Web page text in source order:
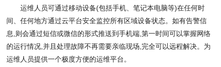
运维人员可通过移动设备(包括手机、笔记本电脑等)在任何时
间、任何地方通过云平台安全监控所有区域设备状态。如有告警信
息 则会通过短信或微信的形式推送到手机端 ,第一时间可以掌握网络
的运行情况 ,并且处理故障不再需要亲临现场 完全可以远程解决。为
运维人员提供一个极度方便的运维平台。